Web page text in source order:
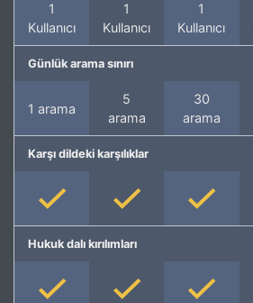
1
Kullanıcı
1
Kullanıcı
1
Kullanıcı
Günlük arama sınırı
1 arama
5
arama
30
arama
Karşı dildeki karşılıklar
Hukuk dalı kırılımları